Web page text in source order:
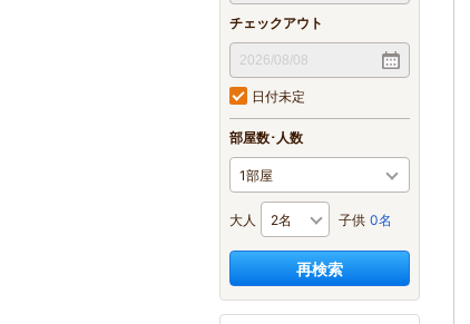
チェックアウト
日付未定
部屋数･人数
大人 子供 0名
再検索